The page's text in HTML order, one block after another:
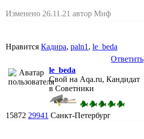
Изменено 26.11.21 автор Миф
Нравится Кадира, paln1 , le_beda
Ответить
le_beda
Свой на Aqa.ru, Кандидат
в Советники
15872 29941 Санкт-Петербург